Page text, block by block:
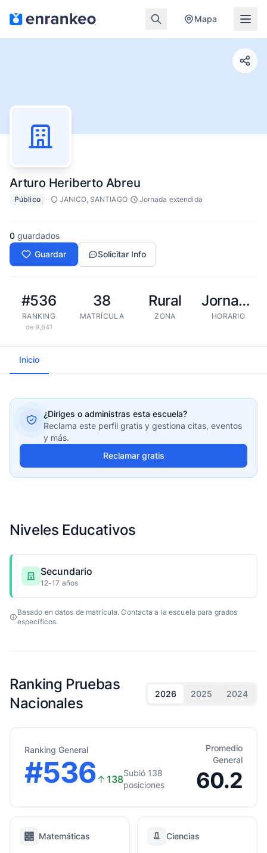
Mapa
Arturo Heriberto Abreu
Público ·· JANICO, SANTIAGO· Jornada extendida
0 guardados
Guardar
Solicitar Info
#536
RANKING
de 9,641
38
MATRÍCULA
Rural
ZONA
Jornada extendida
HORARIO
Inicio
¿Diriges o administras esta escuela?
Reclama este perfil gratis y gestiona citas, eventos
y más.
Reclamar gratis
Niveles Educativos
Secundario
12-17 años
Basado en datos de matrícula. Contacta a la escuela para grados
específicos.
Ranking Pruebas
Nacionales
2026 2025 2024
Ranking General
#536↑ 138
Subió 138
posiciones
Promedio
General
60.2
Matemáticas Ciencias